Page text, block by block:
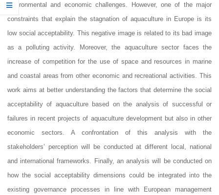
environmental and economic challenges. However, one of the major
constraints that explain the stagnation of aquaculture in Europe is its
low social acceptability. This negative image is related to its bad image
as a polluting activity. Moreover, the aquaculture sector faces the
increase of competition for the use of space and resources in marine
and coastal areas from other economic and recreational activities. This
work aims at better understanding the factors that determine the social
acceptability of aquaculture based on the analysis of successful or
failures in recent projects of aquaculture development but also in other
economic sectors. A confrontation of this analysis with the
stakeholders’ perception will be conducted at different local, national
and international frameworks. Finally, an analysis will be conducted on
how the social acceptability dimensions could be integrated into the
existing governance processes in line with European management